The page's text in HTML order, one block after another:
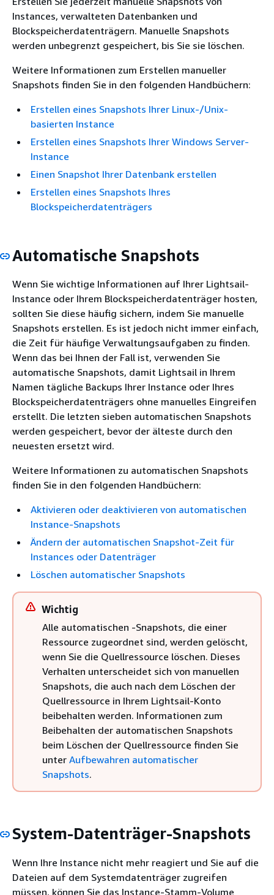
Instances, verwalteten Datenbanken und
Blockspeicherdatenträgern. Manuelle Snapshots
werden unbegrenzt gespeichert, bis Sie sie löschen.
Weitere Informationen zum Erstellen manueller
Snapshots finden Sie in den folgenden Handbüchern:
Erstellen eines Snapshots Ihrer Linux-/Unix-
basierten Instance
Erstellen eines Snapshots Ihrer Windows Server-
Instance
Einen Snapshot Ihrer Datenbank erstellen
Erstellen eines Snapshots Ihres
Blockspeicherdatenträgers
Automatische Snapshots
Wenn Sie wichtige Informationen auf Ihrer Lightsail-
Instance oder Ihrem Blockspeicherdatenträger hosten,
sollten Sie diese häufig sichern, indem Sie manuelle
Snapshots erstellen. Es ist jedoch nicht immer einfach,
die Zeit für häufige Verwaltungsaufgaben zu finden.
Wenn das bei Ihnen der Fall ist, verwenden Sie
automatische Snapshots, damit Lightsail in Ihrem
Namen tägliche Backups Ihrer Instance oder Ihres
Blockspeicherdatenträgers ohne manuelles Eingreifen
erstellt. Die letzten sieben automatischen Snapshots
werden gespeichert, bevor der älteste durch den
neuesten ersetzt wird.
Weitere Informationen zu automatischen Snapshots
finden Sie in den folgenden Handbüchern:
Aktivieren oder deaktivieren von automatischen
Instance-Snapshots
Ändern der automatischen Snapshot-Zeit für
Instances oder Datenträger
Löschen automatischer Snapshots
Wichtig
Alle automatischen -Snapshots, die einer
Ressource zugeordnet sind, werden gelöscht,
wenn Sie die Quellressource löschen. Dieses
Verhalten unterscheidet sich von manuellen
Snapshots, die auch nach dem Löschen der
Quellressource in Ihrem Lightsail-Konto
beibehalten werden. Informationen zum
Beibehalten der automatischen Snapshots
beim Löschen der Quellressource finden Sie
unter Aufbewahren automatischer
Snapshots.
System-Datenträger-Snapshots
Wenn Ihre Instance nicht mehr reagiert und Sie auf die
Dateien auf dem Systemdatenträger zugreifen
müssen, können Sie das Instance-Stamm-Volume